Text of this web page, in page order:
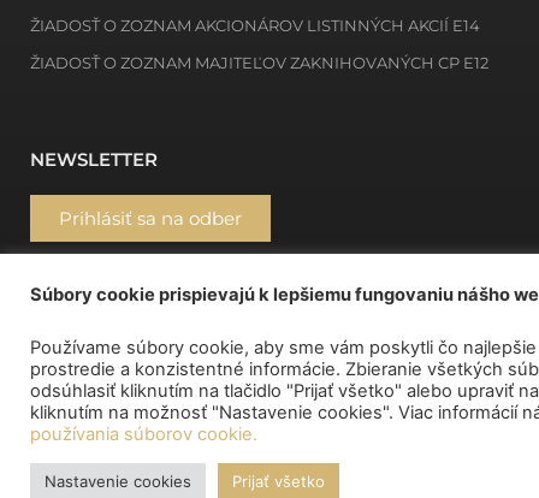
ŽIADOSŤ O ZOZNAM AKCIONÁROV LISTINNÝCH AKCIÍ E14
ŽIADOSŤ O ZOZNAM MAJITEĽOV ZAKNIHOVANÝCH CP E12
NEWSLETTER
Prihlásiť sa na odber
Súbory cookie prispievajú k lepšiemu fungovaniu nášho
Používame súbory cookie, aby sme vám poskytli čo
prostredie a konzistentné informácie. Zbieranie všetkých
odsúhlasiť kliknutím na tlačidlo "Prijať všetko" alebo upraviť
kliknutím na možnosť "Nastavenie cookies". Viac informácií
používania súborov cookie.
Nastavenie cookies Prijať všetko